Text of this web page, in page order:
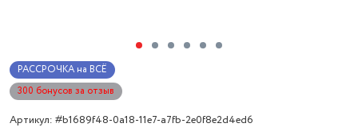
РАССРОЧКА на ВСЁ
300 бонусов за отзыв
Артикул: #b1689f48-0a18-11e7-a7fb-2e0f8e2d4ed6